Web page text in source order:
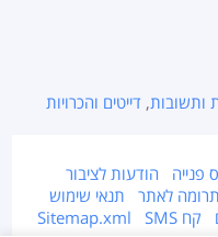
ותשובות, דייטים והכרויות
פנייה
הודעות לציבור
תרומה לאתר
תנאי שימוש
קח SMS Sitemap.xml